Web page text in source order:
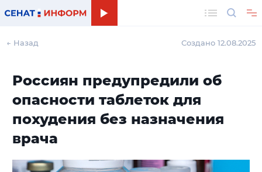
← Назад Создано 12.08.2025
Россиян предупредили об
опасности таблеток для
похудения без назначения
врача